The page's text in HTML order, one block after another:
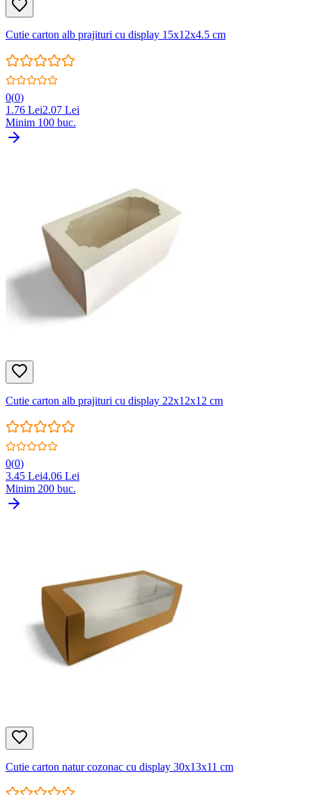
Cutie carton alb prajituri cu display 15x12x4.5 cm
0(0)
1.76 Lei2.07 Lei
Minim 100 buc.
Cutie carton alb prajituri cu display 22x12x12 cm
0(0)
3.45 Lei4.06 Lei
Minim 200 buc.
Cutie carton natur cozonac cu display 30x13x11 cm